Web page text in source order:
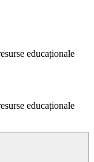
educaționale
educaționale